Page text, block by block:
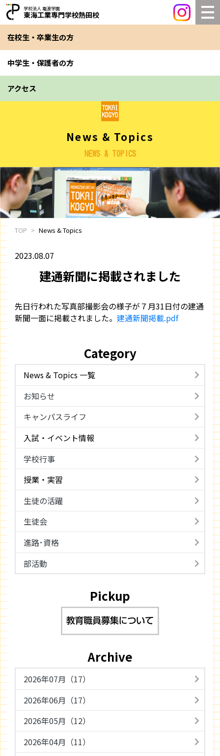
学校法人 電波学園
東海工業専門学校熱田校
在校生・卒業生の方
中学生・保護者の方
アクセス
News & Topics
NEWS & TOPICS
TOP News & Topics
2023.08.07
建通新聞に掲載されました
先日行われた写真部撮影会の様子が７月31日付の建通
新聞一面に掲載されました。 建通新聞掲載.pdf
Category
News & Topics 一覧
お知らせ
キャンパスライフ
入試・イベント情報
学校行事
授業・実習
生徒の活躍
生徒会
進路･資格
部活動
Pickup
Archive
2026年07月（17）
2026年06月（17）
2026年05月（12）
2026年04月（11）